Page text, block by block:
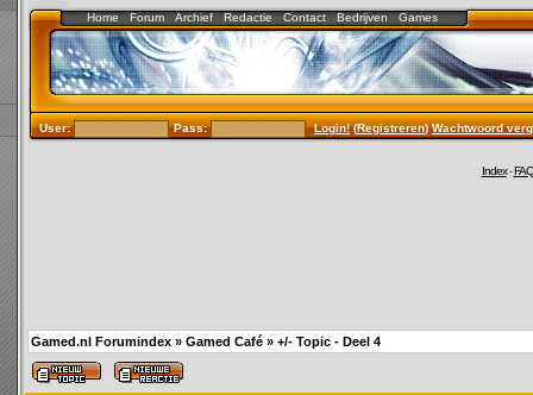
Home Forum Archief Redactie Contact Bedrijven Games
User: Pass: Login!(Registreren)Wachtwoord
Index-FAQ
Gamed.nl Forumindex » Gamed Café » +/- Topic - Deel 4